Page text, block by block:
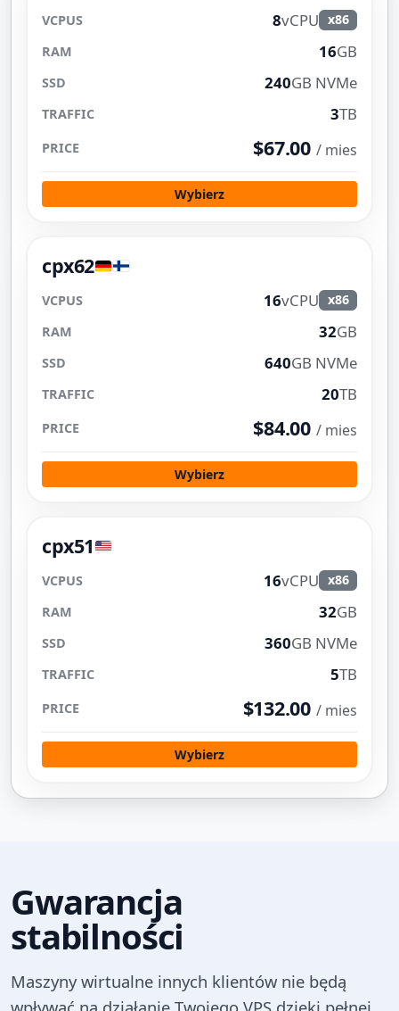
8vCPU x86
16GB
240GB NVMe
3TB
$67.00 / mies
Wybierz
cpx62
16vCPU x86
32GB
640GB NVMe
20TB
$84.00 / mies
Wybierz
cpx51
16vCPU x86
32GB
360GB NVMe
5TB
$132.00 / mies
Wybierz
Gwarancja
stabilności
Maszyny wirtualne innych klientów nie będą